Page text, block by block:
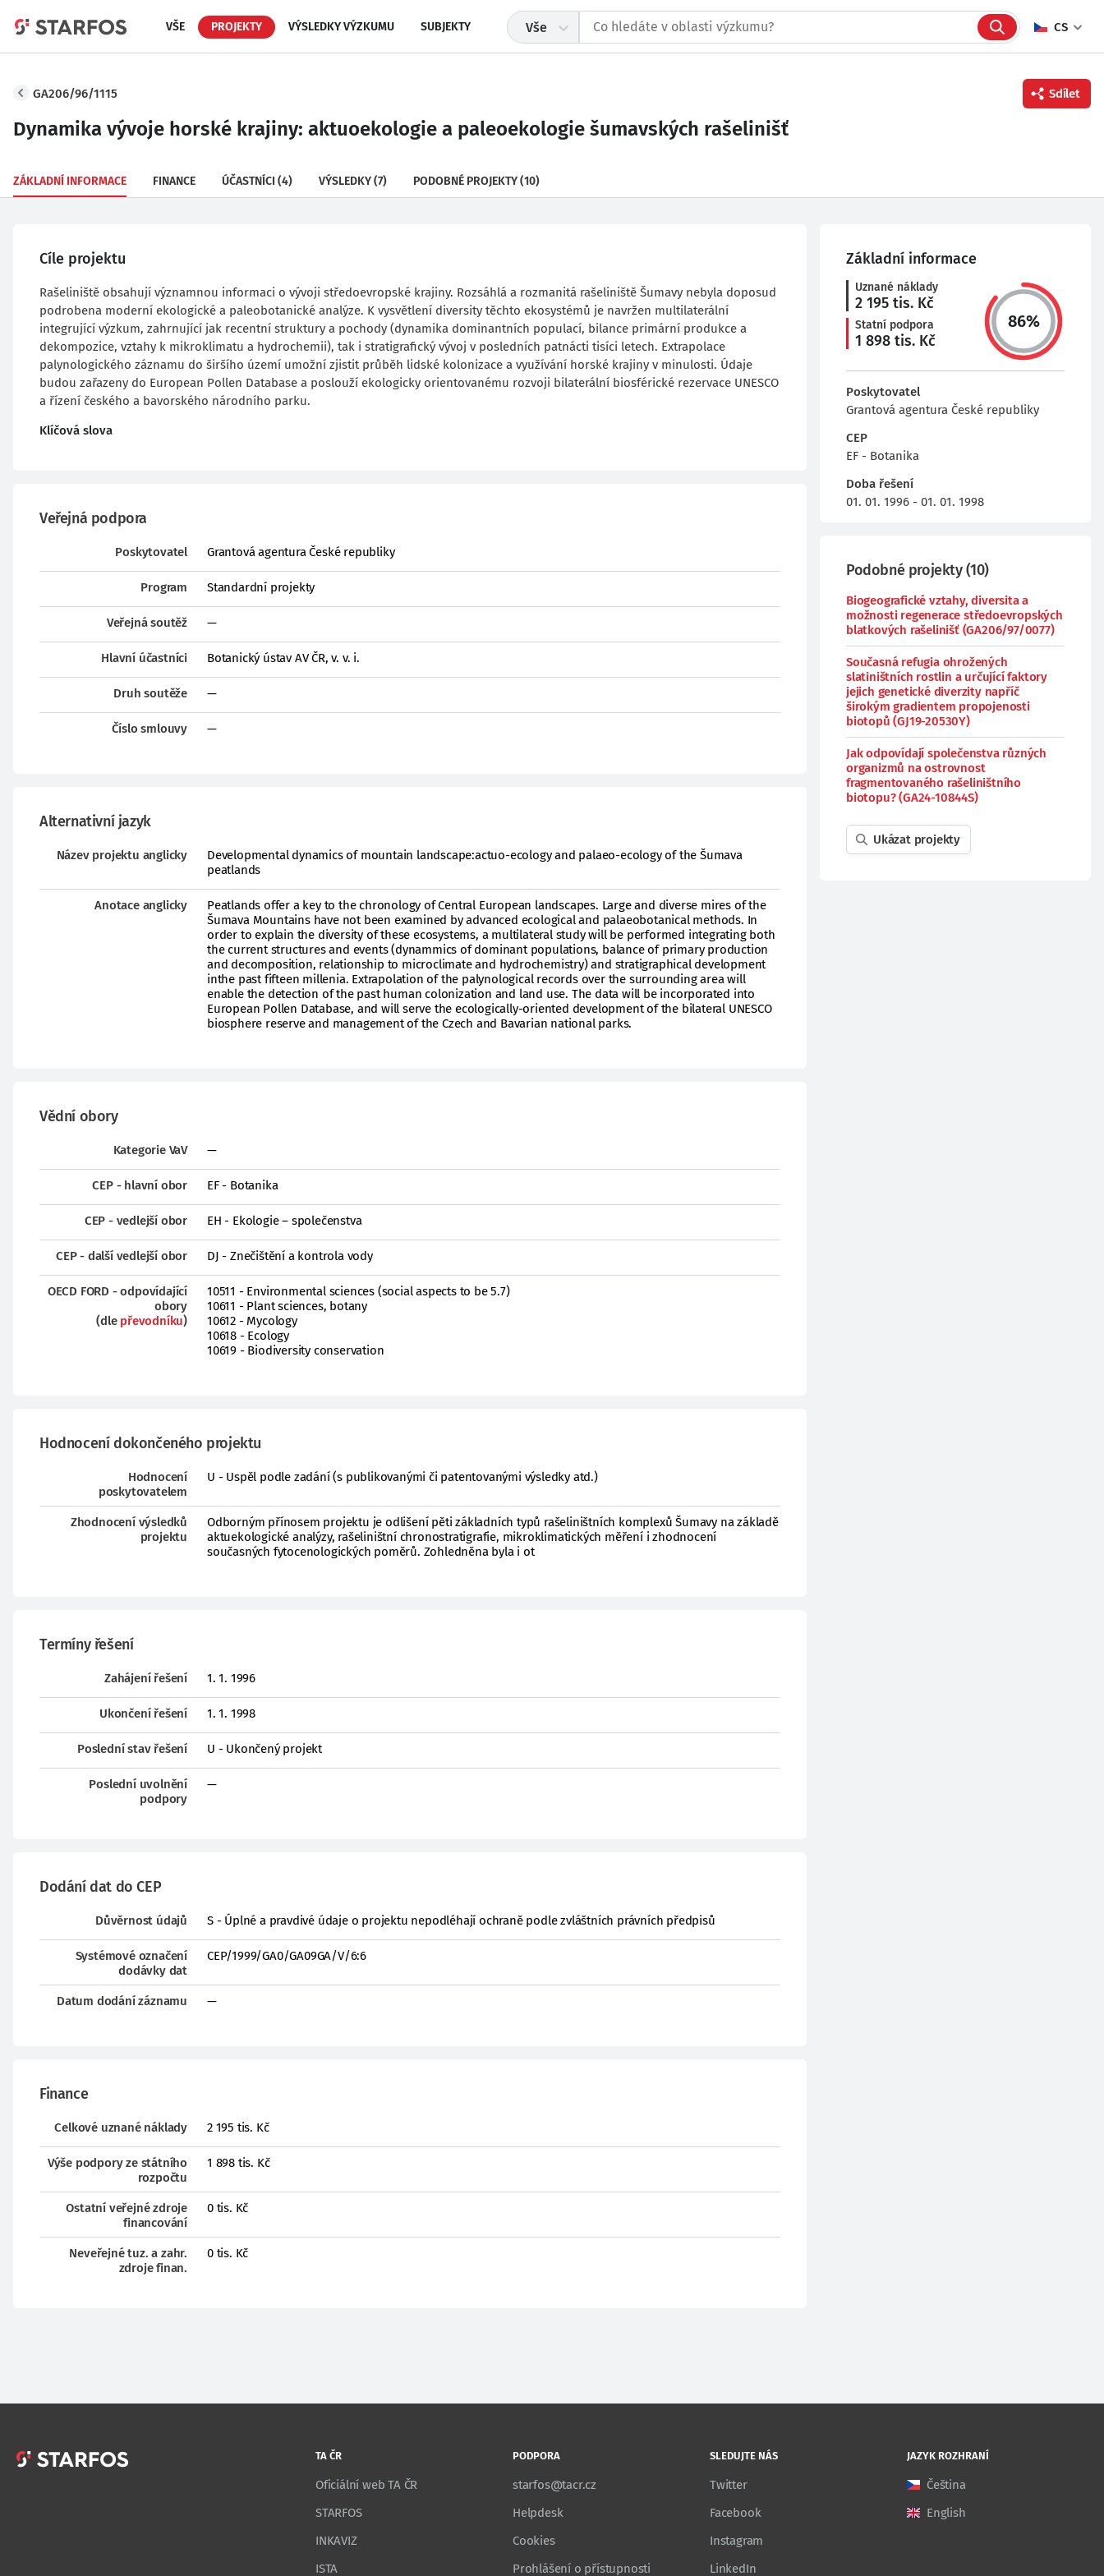
VŠE PROJEKTY VÝSLEDKY VÝZKUMU SUBJEKTY Vše CS
Twitter
GA206/96/1115 Sdílet
Dynamika vývoje horské krajiny: aktuoekologie a paleoekologie šumavských rašelinišť
ZÁKLADNÍ INFORMACE FINANCE ÚČASTNÍCI (4) VÝSLEDKY(7) PODOBNÉ PROJEKTY(10)
Cíle projektu
Rašeliniště obsahují významnou informaci o vývoji středoevropské krajiny. Rozsáhlá a rozmanitá rašeliniště Šumavy nebyla doposud
podrobena moderní ekologické a paleobotanické analýze. K vysvětlení diversity těchto ekosystémů je navržen multilaterální
integrující výzkum, zahrnující jak recentní struktury a pochody (dynamika dominantních populací, bilance primární produkce a
dekompozice, vztahy k mikroklimatu a hydrochemii), tak i stratigrafický vývoj v posledních patnácti tisíci letech. Extrapolace
palynologického záznamu do širšího území umožní zjistit průběh lidské kolonizace a využívání horské krajiny v minulosti. Údaje
budou zařazeny do European Pollen Database a poslouží ekologicky orientovanému rozvoji bilaterální biosférické rezervace UNESCO
a řízení českého a bavorského národního parku.
Klíčová slova
Veřejná podpora
Poskytovatel Grantová agentura České republiky
Program Standardní projekty
Veřejná soutěž —
Hlavní účastníci Botanický ústav AV ČR, v. v. i.
Druh soutěže —
Číslo smlouvy —
Alternativní jazyk
Název projektu anglicky
Developmental dynamics of mountain landscape:actuo-ecology and palaeo-ecology of the Šumava
peatlands
Anotace anglicky
Peatlands offer a key to the chronology of Central European landscapes. Large and diverse mires of the
Šumava Mountains have not been examined by advanced ecological and palaeobotanical methods. In
order to explain the diversity of these ecosystems, a multilateral study will be performed integrating both
the current structures and events (dynammics of dominant populations, balance of primary production
and decomposition, relationship to microclimate and hydrochemistry) and stratigraphical development
inthe past fifteen millenia. Extrapolation of the palynological records over the surrounding area will
enable the detection of the past human colonization and land use. The data will be incorporated into
European Pollen Database, and will serve the ecologically-oriented development of the bilateral UNESCO
biosphere reserve and management of the Czech and Bavarian national parks.
Vědní obory
Kategorie VaV —
CEP - hlavní obor EF - Botanika
CEP - vedlejší obor EH - Ekologie – společenstva
CEP - další vedlejší obor DJ - Znečištění a kontrola vody
OECD FORD - odpovídající
obory
(dle převodníku)
10511 - Environmental sciences (social aspects to be 5.7)
10611 - Plant sciences, botany
10612 - Mycology
10618 - Ecology
10619 - Biodiversity conservation
Hodnocení dokončeného projektu
Hodnocení
poskytovatelem
U - Uspěl podle zadání (s publikovanými či patentovanými výsledky atd.)
Zhodnocení výsledků
projektu
Odborným přínosem projektu je odlišení pěti základních typů rašeliništních komplexů Šumavy na základě
aktuekologické analýzy, rašeliništní chronostratigrafie, mikroklimatických měření i zhodnocení
současných fytocenologických poměrů. Zohledněna byla i ot
Termíny řešení
Zahájení řešení 1. 1. 1996
Ukončení řešení 1. 1. 1998
Poslední stav řešení U - Ukončený projekt
Poslední uvolnění
podpory
—
Dodání dat do CEP
Důvěrnost údajů S - Úplné a pravdivé údaje o projektu nepodléhají ochraně podle zvláštních právních předpisů
Systémové označení
dodávky dat
CEP/1999/GA0/GA09GA/V/6:6
Datum dodání záznamu —
Finance
Celkové uznané náklady 2 195 tis. Kč
Výše podpory ze státního
rozpočtu
1 898 tis. Kč
Ostatní veřejné zdroje
financování
0 tis. Kč
Neveřejné tuz. a zahr.
zdroje finan.
0 tis. Kč
Základní informace
Uznané náklady
2 195 tis. Kč
Statní podpora
1 898 tis. Kč
86%
Poskytovatel
Grantová agentura České republiky
CEP
EF - Botanika
Doba řešení
01. 01. 1996 - 01. 01. 1998
Podobné projekty(10)
Biogeografické vztahy, diversita a
možnosti regenerace středoevropských
blatkových rašelinišť (GA206/97/0077)
Současná refugia ohrožených
slatiništních rostlin a určující faktory
jejich genetické diverzity napříč
širokým gradientem propojenosti
biotopů (GJ19-20530Y)
Jak odpovídají společenstva různých
organizmů na ostrovnost
fragmentovaného rašeliništního
biotopu? (GA24-10844S)
Ukázat projekty
TA ČR
Oficiální web TA ČR
STARFOS
INKAVIZ
ISTA
PODPORA
starfos@tacr.cz
Helpdesk
Cookies
Prohlášení o přístupnosti
SLEDUJTE NÁS
Twitter
Facebook
Instagram
LinkedIn
JAZYK ROZHRANÍ
Čeština
English